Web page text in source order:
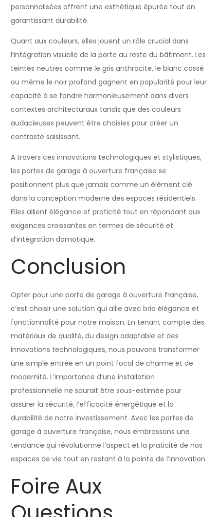
personnalisées offrent une esthétique épurée tout en
garantissant durabilité.
Quant aux couleurs, elles jouent un rôle crucial dans
l’intégration visuelle de la porte au reste du bâtiment. Les
teintes neutres comme le gris anthracite, le blanc cassé
ou même le noir profond gagnent en popularité pour leur
capacité à se fondre harmonieusement dans divers
contextes architecturaux tandis que des couleurs
audacieuses peuvent être choisies pour créer un
contraste saisissant.
A travers ces innovations technologiques et stylistiques,
les portes de garage à ouverture française se
positionnent plus que jamais comme un élément clé
dans la conception moderne des espaces résidentiels.
Elles allient élégance et praticité tout en répondant aux
exigences croissantes en termes de sécurité et
d’intégration domotique.
Conclusion
Opter pour une porte de garage à ouverture française,
c’est choisir une solution qui allie avec brio élégance et
fonctionnalité pour notre maison. En tenant compte des
matériaux de qualité, du design adaptable et des
innovations technologiques, nous pouvons transformer
une simple entrée en un point focal de charme et de
modernité. L’importance d’une installation
professionnelle ne saurait être sous-estimée pour
assurer la sécurité, l’efficacité énergétique et la
durabilité de notre investissement. Avec les portes de
garage à ouverture française, nous embrassons une
tendance qui révolutionne l’aspect et la praticité de nos
espaces de vie tout en restant à la pointe de l’innovation.
Foire Aux